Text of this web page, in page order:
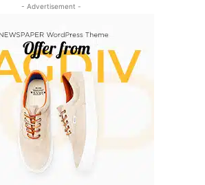
- Advertisement -